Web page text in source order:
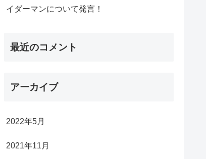
イダーマンについて発言！
最近のコメント
アーカイブ
2022年5月
2021年11月